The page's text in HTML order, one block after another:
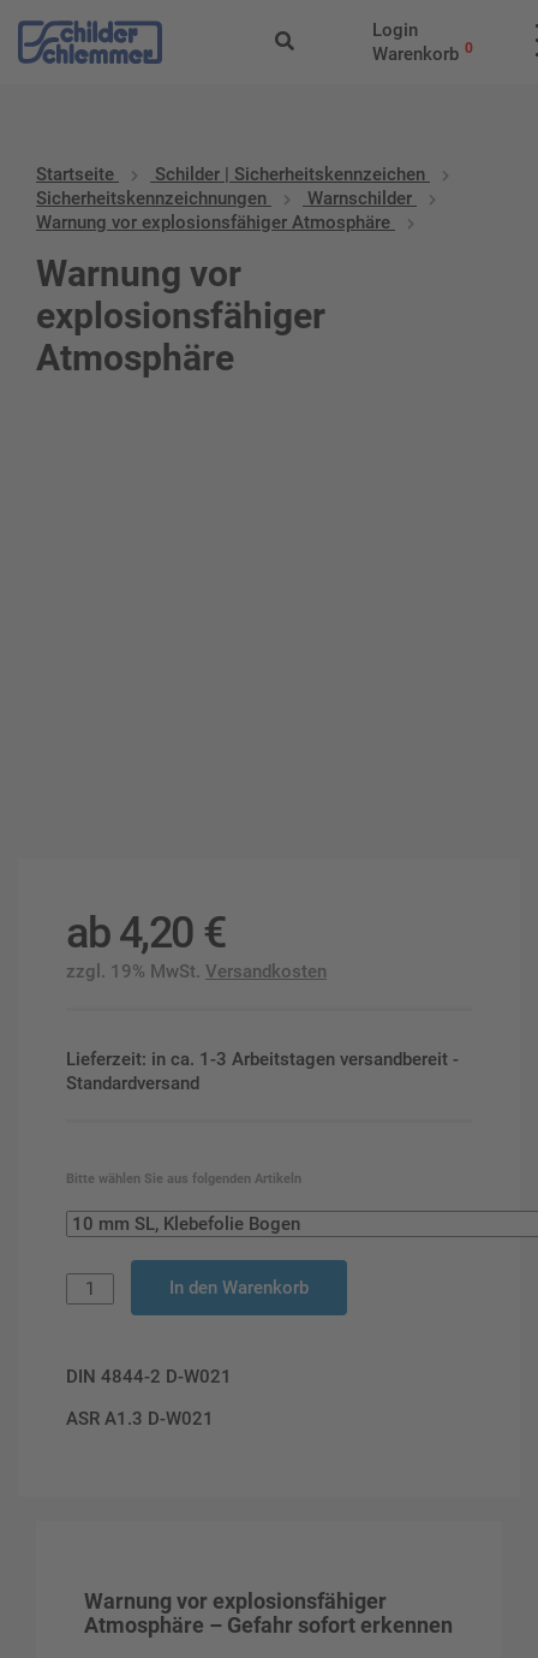
Login
Warenkorb 0
Startseite
Schilder | Sicherheitskennzeichen
Sicherheitskennzeichnungen
Warnschilder
Warnung vor explosionsfähiger Atmosphäre
Warnung vor
explosionsfähiger
Atmosphäre
ab4,20 €
zzgl. 19% MwSt. Versandkosten
Lieferzeit: in ca. 1-3 Arbeitstagen versandbereit -
Standardversand
Bitte wählen Sie aus folgenden Artikeln
In den Warenkorb
DIN 4844-2 D-W021
ASR A1.3 D-W021
Warnung vor explosionsfähiger
Atmosphäre – Gefahr sofort erkennen